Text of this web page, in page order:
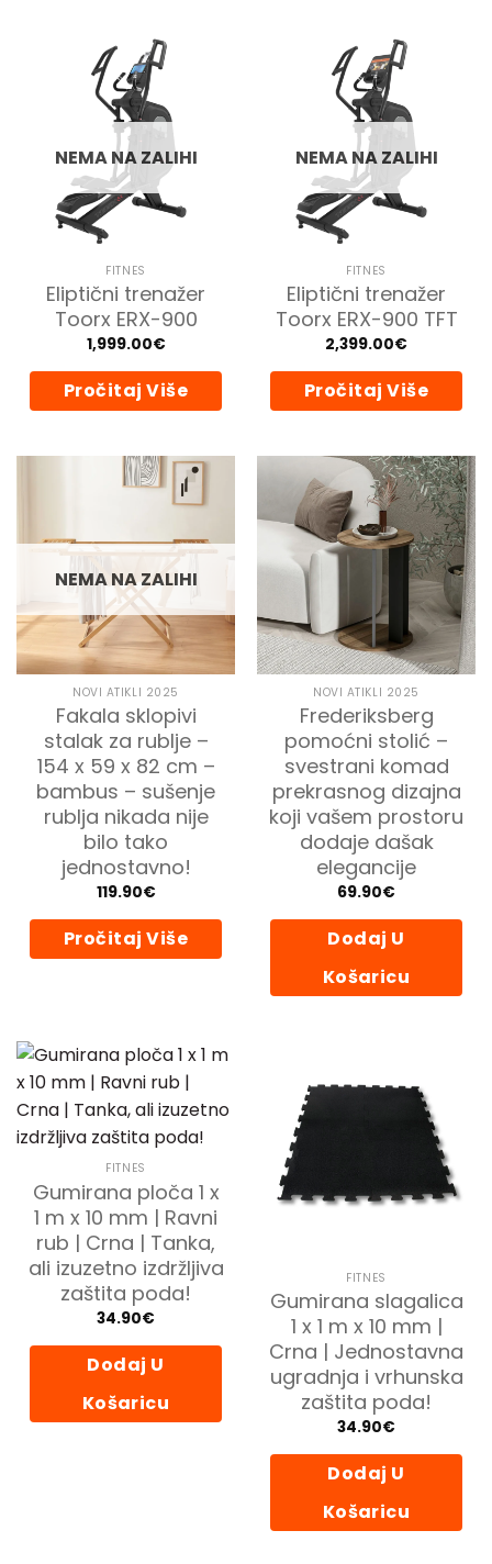
NEMA NA ZALIHI
FITNES
Eliptični trenažer
Toorx ERX-900
1,999.00€
Pročitaj Više
NEMA NA ZALIHI
FITNES
Eliptični trenažer
Toorx ERX-900 TFT
2,399.00€
Pročitaj Više
NEMA NA ZALIHI
NOVI ATIKLI 2025
Fakala sklopivi
stalak za rublje –
154 x 59 x 82 cm –
bambus – sušenje
rublja nikada nije
bilo tako
jednostavno!
119.90€
Pročitaj Više
NOVI ATIKLI 2025
Frederiksberg
pomoćni stolić –
svestrani komad
prekrasnog dizajna
koji vašem prostoru
dodaje dašak
elegancije
69.90€
Dodaj U
Košaricu
FITNES
Gumirana ploča 1 x
1 m x 10 mm | Ravni
rub | Crna | Tanka,
ali izuzetno izdržljiva
zaštita poda!
34.90€
Dodaj U
Košaricu
FITNES
Gumirana slagalica
1 x 1 m x 10 mm |
Crna | Jednostavna
ugradnja i vrhunska
zaštita poda!
34.90€
Dodaj U
Košaricu